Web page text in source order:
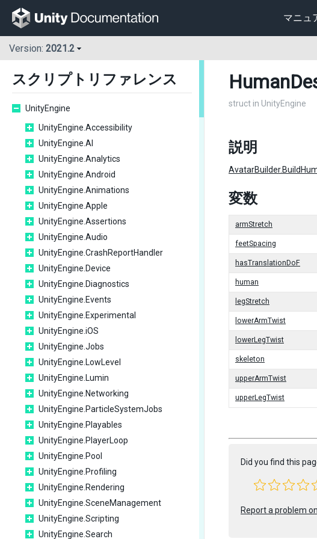
マニュ
Version: 2021.2
スクリプトリファレンス
UnityEngine
UnityEngine.Accessibility
UnityEngine.AI
UnityEngine.Analytics
UnityEngine.Android
UnityEngine.Animations
UnityEngine.Apple
UnityEngine.Assertions
UnityEngine.Audio
UnityEngine.CrashReportHandler
UnityEngine.Device
UnityEngine.Diagnostics
UnityEngine.Events
UnityEngine.Experimental
UnityEngine.iOS
UnityEngine.Jobs
UnityEngine.LowLevel
UnityEngine.Lumin
UnityEngine.Networking
UnityEngine.ParticleSystemJobs
UnityEngine.Playables
UnityEngine.PlayerLoop
UnityEngine.Pool
UnityEngine.Profiling
UnityEngine.Rendering
UnityEngine.SceneManagement
UnityEngine.Scripting
UnityEngine.Search
struct in UnityEngine
説明
変数
armStretch
feetSpacing
hasTranslationDoF
human
legStretch
lowerArmTwist
lowerLegTwist
skeleton
upperArmTwist
upperLegTwist
Did you find this
Report a problem